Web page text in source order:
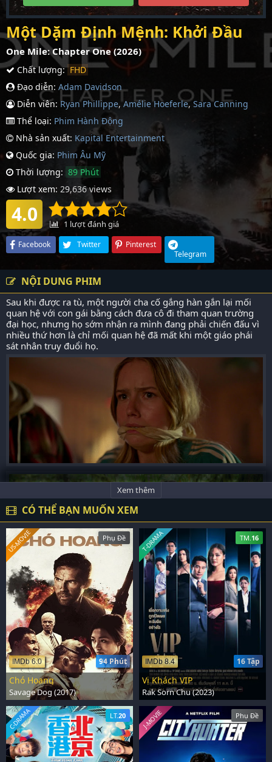
Một Dặm Định Mệnh: Khởi Đầu
One Mile: Chapter One (2026)
Chất lượng: FHD
Đạo diễn: Adam Davidson
Diễn viên: Ryan Phillippe,Amélie Hoeferle,Sara Canning
Thể loại: Phim Hành Động
Nhà sản xuất: Kapital Entertainment
Quốc gia: Phim Âu Mỹ
Thời lượng: 89 Phút
Lượt xem: 29,636 views
4.0 1 lượt đánh giá
Facebook Twitter
Pinterest
Telegram
NỘI DUNG PHIM
Sau khi được ra tù, một người cha cố gắng hàn gắn lại mối
quan hệ với con gái bằng cách đưa cô đi tham quan trường
đại học, nhưng họ sớm nhận ra mình đang phải chiến đấu vì
nhiều thứ hơn là chỉ mối quan hệ đã mất khi một giáo phái
sát nhân truy đuổi họ.
Xem thêm
CÓ THỂ BẠN MUỐN XEM
Phụ Đề
94 Phút
IMDb 6.0
US-MOVIE
Chó Hoang
Savage Dog (2017)
TM. 16
16 Tập
IMDb 8.4
T-DRAMA
Vị Khách VIP
Rak Sorn Chu (2023)
LT.20
C-DRAMA Phụ Đề
J-MOVIE